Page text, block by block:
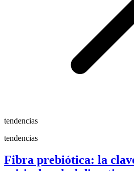
tendencias
tendencias
Fibra prebiótica: la